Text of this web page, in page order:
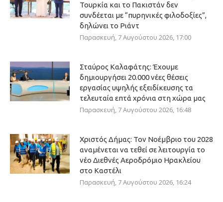
Τουρκία και το Πακιστάν δεν
συνδέεται με “πυρηνικές φιλοδοξίες”,
δηλώνει το Ριάντ
Παρασκευή, 7 Αυγούστου 2026, 17:00
Σταύρος Καλαφάτης: Έχουμε
δημιουργήσει 20.000 νέες θέσεις
εργασίας υψηλής εξειδίκευσης τα
τελευταία επτά χρόνια στη χώρα μας
Παρασκευή, 7 Αυγούστου 2026, 16:48
Χριστός Δήμας: Τον Νοέμβριο του 2028
αναμένεται να τεθεί σε λειτουργία το
νέο Διεθνές Αεροδρόμιο Ηρακλείου
στο Καστέλι
Παρασκευή, 7 Αυγούστου 2026, 16:24